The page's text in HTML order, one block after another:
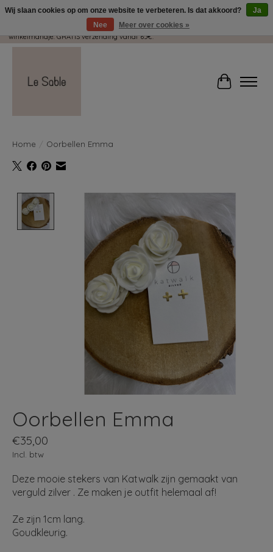
Wij pakken met plezier jouw kadootjes GRATIS in! Duid dit zeker aan in je
winkelmandje. GRATIS verzending vanaf 65€.
Home Oorbellen Emma
Oorbellen Emma
€35,00
Incl. btw
Deze mooie stekers van Katwalk zijn gemaakt van
verguld zilver . Ze maken je outfit helemaal af!
Ze zijn 1cm lang.
Goudkleurig.
Wij slaan cookies op om onze website te verbeteren. Is dat akkoord?
Ja
Nee
Meer over cookies »